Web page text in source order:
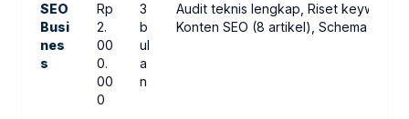
SEO
Busi
nes
s
Rp
2.
00
0.
00
0
3
b
ul
a
n
Audit teknis lengkap, Riset keyword
Konten SEO (8 artikel), Schema